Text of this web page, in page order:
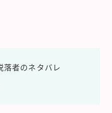
落者のネタバレ